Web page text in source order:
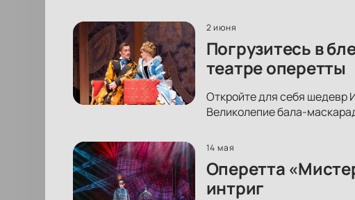
2 июня
Погрузитесь в
театре оперетты
Откройте для себя шедевр
Великолепие бала-
14 мая
Оперетта
интриг